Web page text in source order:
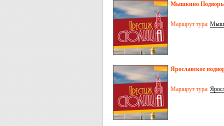
Мышкино
Маршрут тура:
Ярославское
Маршрут тура: